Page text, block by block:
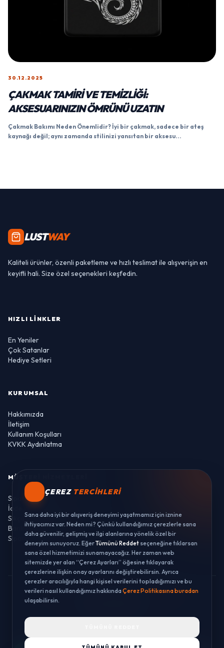
30.12.2025
ÇAKMAK TAMIRI VE TEMIZLIĞI:
AKSESUARINIZIN ÖMRÜNÜ UZATIN
Çakmak Bakımı Neden Önemlidir? İyi bir çakmak, sadece bir ateş
kaynağı değil; aynı zamanda stilinizi yansıtan bir aksesu...
LUSTWAY
Kaliteli ürünler, özenli paketleme ve hızlı teslimat ile alışverişin en
keyifli hali. Size özel seçenekleri keşfedin.
HIZLI LINKLER
En Yeniler
Çok Satanlar
Hediye Setleri
KURUMSAL
Hakkımızda
İletişim
Kullanım Koşulları
KVKK Aydınlatma
MÜŞTERI HIZMETLERI
Sipariş Takibi
İade ve Değişim
Sıkça Sorulan Sorular
Banka Hesaplarımız
Sipariş Takibi
© 2026 LUSTWAY. TÜM HAKLARI SAKLIDIR.
ÇEREZ TERCIHLERI
Sana daha iyi bir alışveriş deneyimi yaşatmamız için iznine
ihtiyacımız var. Neden mi? Çünkü kullandığımız çerezlerle sana
daha güvenilir, gelişmiş ve ilgi alanlarına yönelik özel bir
deneyim sunuyoruz. EğerTümünü Reddet seçeneğine tıklarsan
sana özel hizmetimizi sunamayacağız. Her zaman web
sitemizde yer alan “Çerez Ayarları” öğesine tıklayarak
çerezlerine ilişkin onay ayarlarını değiştirebilirsin. Ayrıca
çerezler aracılığıyla hangi kişisel verilerini topladığımızı ve bu
verileri nasıl kullandığımız hakkındaÇerez Politikasına buradan
ulaşabilirsin.